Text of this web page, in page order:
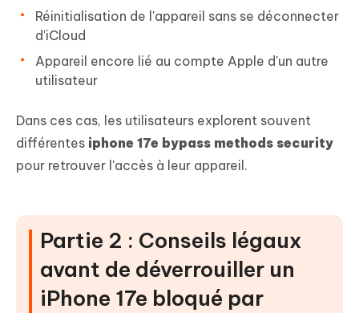
Réinitialisation de l'appareil sans se déconnecter
d'iCloud
Appareil encore lié au compte Apple d'un autre
utilisateur
Dans ces cas, les utilisateurs explorent souvent
différentes iphone 17e bypass methods security
pour retrouver l'accès à leur appareil.
Partie 2 : Conseils légaux
avant de déverrouiller un
iPhone 17e bloqué par